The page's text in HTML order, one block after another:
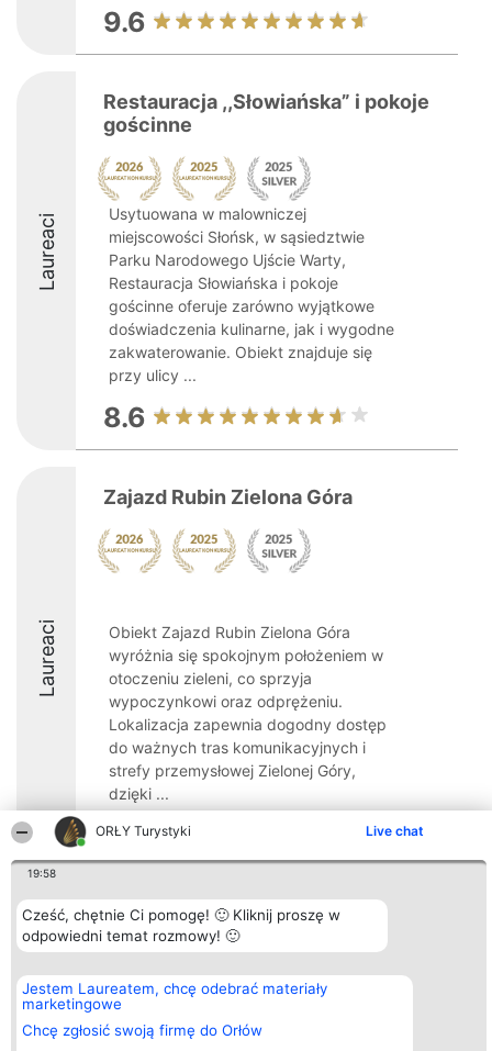
ORŁY Turystyki Live chat
19:58
Cześć, chętnie Ci pomogę! 🙂 Kliknij proszę w
odpowiedni temat rozmowy! 🙂
Jestem Laureatem, chcę odebrać materiały
marketingowe
Chcę zgłosić swoją firmę do Orłów
9.6
Laureaci
Restauracja ,,Słowiańska” i pokoje
gościnne
Usytuowana w malowniczej
miejscowości Słońsk, w sąsiedztwie
Parku Narodowego Ujście Warty,
Restauracja Słowiańska i pokoje
gościnne oferuje zarówno wyjątkowe
doświadczenia kulinarne, jak i wygodne
zakwaterowanie. Obiekt znajduje się
przy ulicy ...
8.6
Laureaci
Zajazd Rubin Zielona Góra
Obiekt Zajazd Rubin Zielona Góra
wyróżnia się spokojnym położeniem w
otoczeniu zieleni, co sprzyja
wypoczynkowi oraz odprężeniu.
Lokalizacja zapewnia dogodny dostęp
do ważnych tras komunikacyjnych i
strefy przemysłowej Zielonej Góry,
dzięki ...
9
Organizator plebiscytu
Bright Side Solutions sp. z o.
o. sp. k.
Wrocław 50-079
KRS 0000749100 | Regon
381313360 | NIP 8943132676
+48 508 492 400
Plebiscyt
Laureaci
Lista
Laureatów
Zasady
Polityka
Kontakt